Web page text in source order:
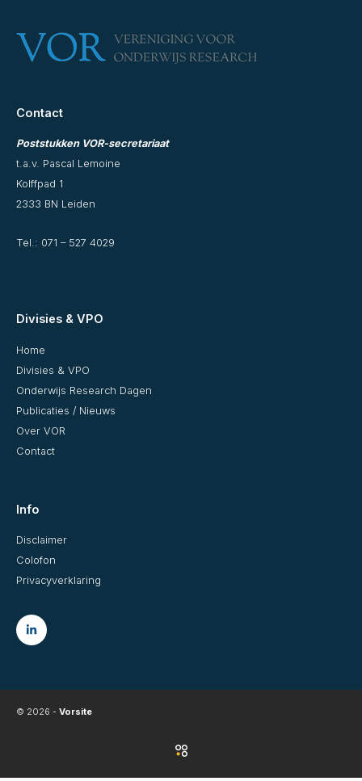
Contact
Poststukken VOR-secretariaat
t.a.v. Pascal Lemoine
Kolffpad 1
2333 BN Leiden
Tel.: 071 – 527 4029
Divisies & VPO
Home
Divisies & VPO
Onderwijs Research Dagen
Publicaties / Nieuws
Over VOR
Contact
Info
Disclaimer
Colofon
Privacyverklaring
© 2026 - Vorsite